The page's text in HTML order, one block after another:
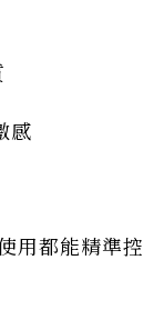
感
用都能精準控